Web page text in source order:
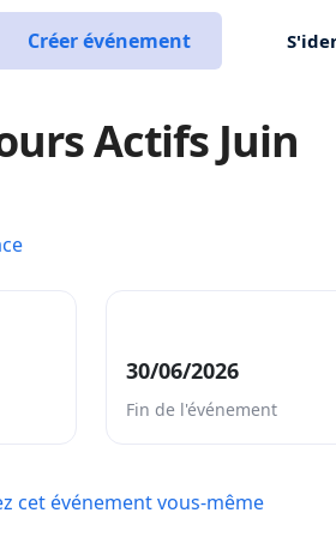
Créer événement
Actifs Juin
30/06/2026
Fin de l'événement
cet événement vous-même